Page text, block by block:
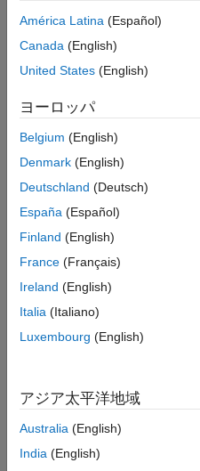
人事
こ
の
索
件
一
致
る
求
は
あ
り
ま
せ
ん。
範
囲
を
広
América Latina (Español)
Canada (English)
United States (English)
ヨーロッパ
Belgium (English)
Denmark (English)
Deutschland (Deutsch)
España (Español)
Finland (English)
France (Français)
Ireland (English)
Italia (Italiano)
Luxembourg (English)
アジア太平洋地域
Australia (English)
India (English)